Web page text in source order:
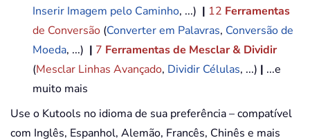
Inserir Imagem pelo Caminho, ...) | 12 Ferramentas
de Conversão (Converter em Palavras, Conversão de
Moeda, ...) | 7 Ferramentas de Mesclar & Dividir
(Mesclar Linhas Avançado, Dividir Células, ...) | ...e
muito mais
Use o Kutools no idioma de sua preferência – compatível
com Inglês, Espanhol, Alemão, Francês, Chinês e mais